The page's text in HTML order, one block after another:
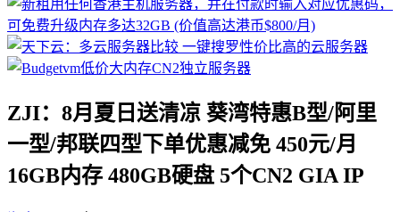
ZJI：8月夏日送清凉 葵湾特惠B型/阿里
一型/邦联四型下单优惠减免 450元/月
16GB内存 480GB硬盘 5个CN2 GIA IP